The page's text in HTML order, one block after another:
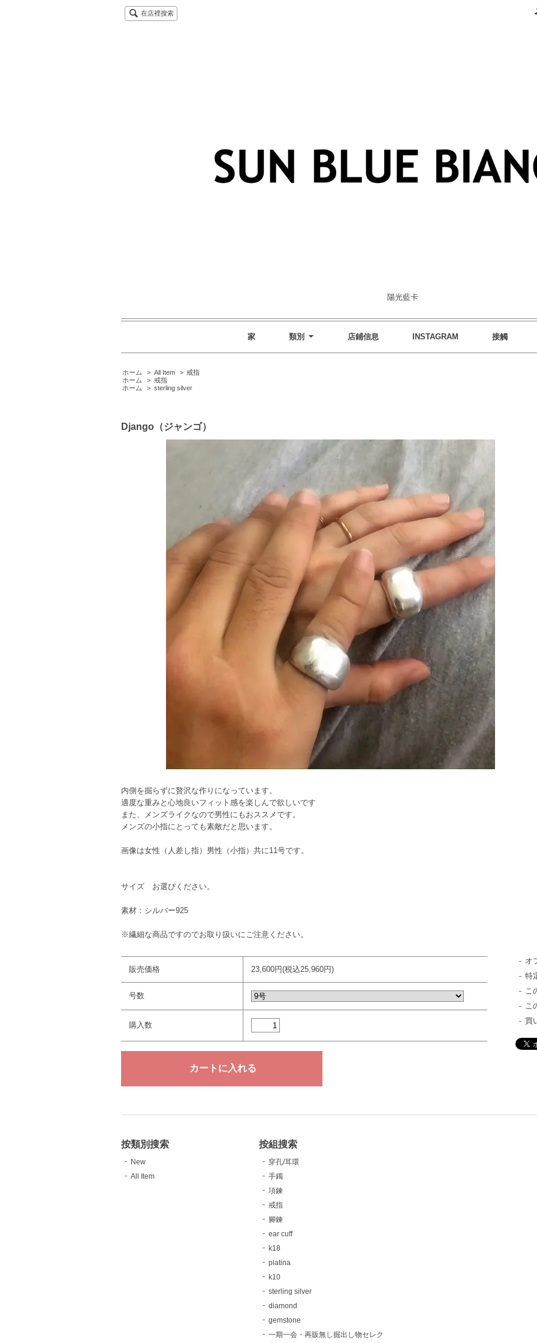
在店裡搜索
陽光藍卡
家 類別 店鋪信息 INSTAGRAM 接觸
ホーム > All Item > 戒指
ホーム
> 戒指
ホーム
> sterling silver
Django（ジャンゴ）
内側を掘らずに贅沢な作りになっています。
適度な重みと心地良いフィット感を楽しんで欲しいです
また、メンズライクなので男性にもおススメです。
メンズの小指にとっても素敵だと思います。
画像は女性（人差し指）男性（小指）共に11号です。
サイズ お選びください。
素材：シルバー925
※繊細な商品ですのでお取り扱いにご注意ください。
販売価格 23,600円(税込25,960円)
号数
購入数
オ
特
こ
こ
買
按類別搜索
New
All Item
按組搜索
穿孔/耳環
手鐲
項鍊
戒指
腳鍊
ear cuff
k18
platina
k10
sterling silver
diamond
gemstone
一期一会・再販無し掘出し物セレク